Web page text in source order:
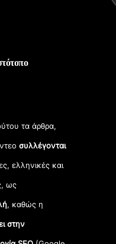
τα άρθρα,
συλλέγονται
ελληνικές και
ως
, καθώς η
στην